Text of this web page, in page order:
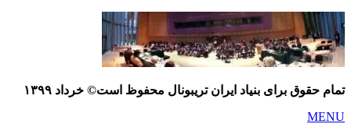
تمام حقوق برای بنیاد ایران تریبونال محفوظ است© خرداد ١٣٩٩
MENU